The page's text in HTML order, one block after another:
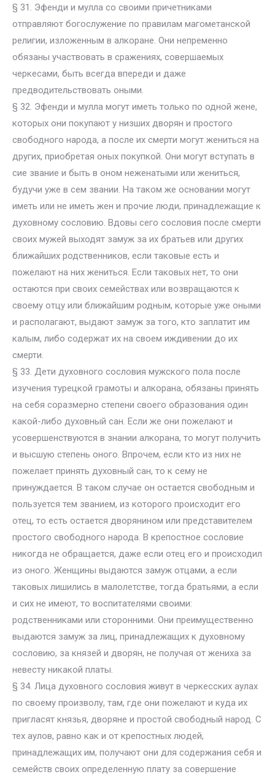
§ 31. Эфенди и мулла со своими причетниками
отправляют богослужение по правилам магометанской
религии, изложенным в алкоране. Они непременно
обязаны участвовать в сражениях, совершаемых
черкесами, быть всегда впереди и даже
предводительствовать оными.
§ 32. Эфенди и мулла могут иметь только по одной жене,
которых они покупают у низших дворян и простого
свободного народа, а после их смерти могут жениться на
других, приобретая оных покупкой. Они могут вступать в
сие звание и быть в оном неженатыми или жениться,
будучи уже в сем звании. На таком же основании могут
иметь или не иметь жен и прочие люди, принадлежащие к
духовному сословию. Вдовы сего сословия после смерти
своих мужей выходят замуж за их братьев или других
ближайших родственников, если таковые есть и
пожелают на них жениться. Если таковых нет, то они
остаются при своих семействах или возвращаются к
своему отцу или ближайшим родным, которые уже оными
и располагают, выдают замуж за того, кто заплатит им
калым, либо содержат их на своем иждивении до их
смерти.
§ 33. Дети духовного сословия мужского пола после
изучения турецкой грамоты и алкорана, обязаны принять
на себя соразмерно степени своего образования один
какой-либо духовный сан. Если же они пожелают и
усовершенствуются в знании алкорана, то могут получить
и высшую степень оного. Впрочем, если кто из них не
пожелает принять духовный сан, то к сему не
принуждается. В таком случае он остается свободным и
пользуется тем званием, из которого происходит его
отец, то есть остается дворянином или представителем
простого свободного народа. В крепостное сословие
никогда не обращается, даже если отец его и происходил
из оного. Женщины выдаются замуж отцами, а если
таковых лишились в малолетстве, тогда братьями, а если
и сих не имеют, то воспитателями своими:
родственниками или сторонними. Они преимущественно
выдаются замуж за лиц, принадлежащих к духовному
сословию, за князей и дворян, не получая от жениха за
невесту никакой платы.
§ 34. Лица духовного сословия живут в черкесских аулах
по своему произволу, там, где они пожелают и куда их
пригласят князья, дворяне и простой свободный народ. С
тех аулов, равно как и от крепостных людей,
принадлежащих им, получают они для содержания себя и
семейств своих определенную плату за совершение